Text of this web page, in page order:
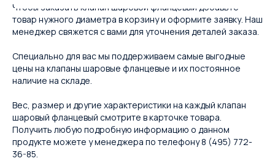
Чтобы заказать клапан шаровой фланцевый добавьте
товар нужного диаметра в корзину и оформите заявку. Наш
менеджер свяжется с вами для уточнения деталей заказа.
Специально для вас мы поддерживаем самые выгодные
цены на клапаны шаровые фланцевые и их постоянное
наличие на складе.
Вес, размер и другие характеристики на каждый клапан
шаровый фланцевый смотрите в карточке товара.
Получить любую подробную информацию о данном
продукте можете у менеджера по телефону 8 (495) 772-
36-85.